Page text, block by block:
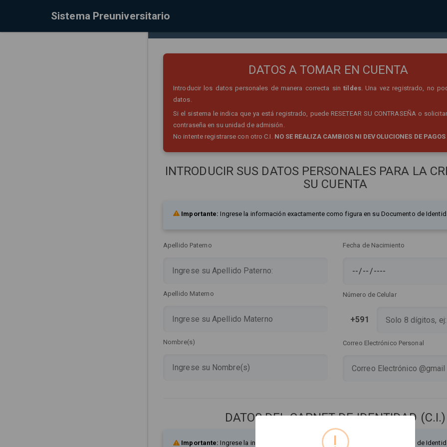
Sistema Preuniversitario
DATOS A TOMAR EN CUENTA
Introducir los datos personales de manera correcta sintildes. Una vez registrado, no
datos.
Si el sistema le indica que ya está registrado, puede RESETEAR SU CONTRASEÑA o
contraseña en su unidad de admisión.
No intente registrarse con otro C.I. NO SE REALIZA CAMBIOS NI DEVOLUCIONES DE
INTRODUCIR SUS DATOS PERSONALES PARA LA
SU CUENTA
Importante: Ingrese la información exactamente como figura en su Documento de
Apellido Paterno
Apellido Materno
Nombre(s)
Fecha de Nacimiento
Número de Celular
+591
Correo Electrónico Personal
DATOS DEL CARNET DE IDENTIDAD (C.I.)
Importante: Ingrese la información exactamente como figura en su Documento de
!